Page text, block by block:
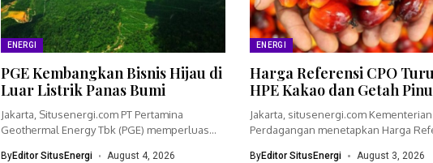
ENERGI
PGE Kembangkan Bisnis Hijau di
Luar Listrik Panas Bumi
Jakarta, Situsenergi.com PT Pertamina
Geothermal Energy Tbk (PGE) memperluas
ByEditor SitusEnergi August 4, 2026
ENERGI
Harga Referensi CPO
HPE Kakao dan Getah
Jakarta, situsenergi.com Kementerian
Perdagangan menetapkan Harga
ByEditor SitusEnergi August 3, 2026